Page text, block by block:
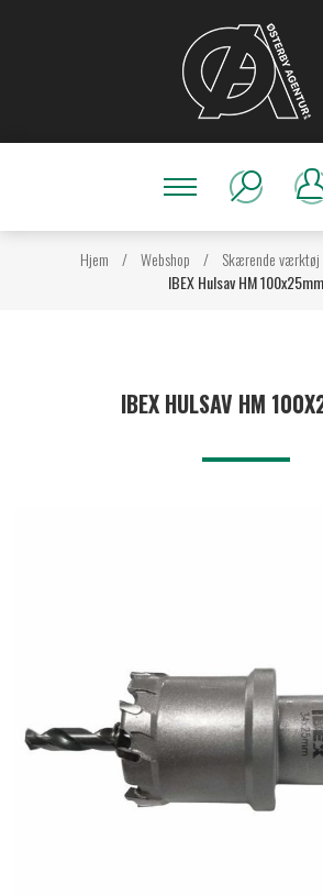
Hjem / Webshop / Skærende værktøj
IBEX Hulsav HM 100x25mm
IBEX HULSAV HM